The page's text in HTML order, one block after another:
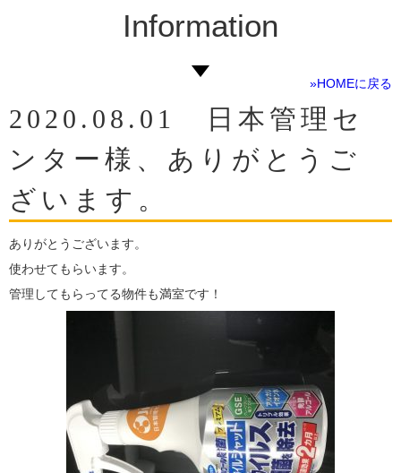
Information
»HOMEに戻る
2020.08.01 日本管理セ
ンター様、ありがとうご
ざいます。
ありがとうございます。
使わせてもらいます。
管理してもらってる物件も満室です！